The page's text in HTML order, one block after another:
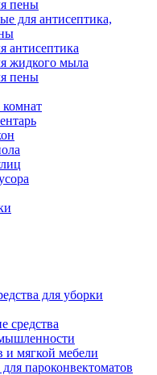
пены
для антисептика,
антисептика
жидкого мыла
пены
для уборки
средства
и мягкой мебели
пароконвектоматов